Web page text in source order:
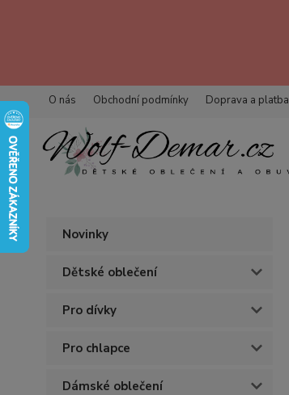
O nás Obchodní podmínky Doprava a platba
Novinky
Dětské oblečení
Pro dívky
Pro chlapce
Dámské oblečení